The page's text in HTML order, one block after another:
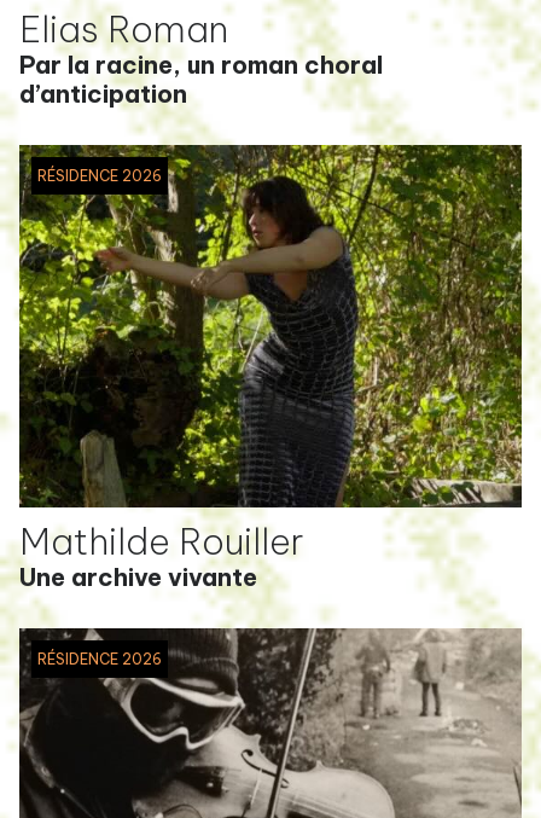
Elias Roman
Par la racine, un roman choral
d’anticipation
RÉSIDENCE 2026
Mathilde Rouiller
Une archive vivante
RÉSIDENCE 2026